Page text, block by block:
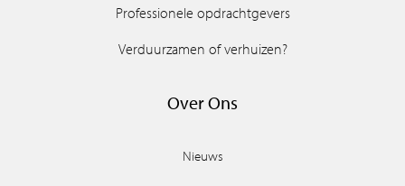
Professionele opdrachtgevers
Verduurzamen of verhuizen?
Over Ons
Nieuws